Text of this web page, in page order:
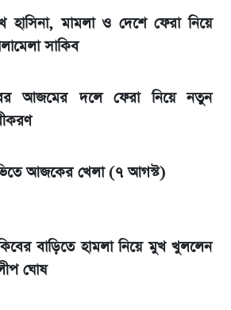
নিয়ম
ইসলামী ইন্স্যুরেন্স, ছয় মাসের
তারিখ চূড়ান্ত, স্কুলে ভর্তি
এলো শোকের ছায়া
পাওয়ার পর যে ভুলগুলো
হাসিনা, মামলা ও দেশে ফেরা নিয়ে
সাকিব
আজমের দলে ফেরা নিয়ে নতুন
আজকের খেলা (৭ আগস্ট)
বাড়িতে হামলা নিয়ে মুখ খুললেন
ঘোষ